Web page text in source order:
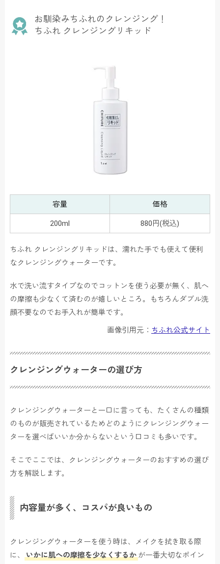
お馴染みちふれのクレンジング！
ちふれ クレンジングリキッド
容量 価格
200ml 880円(税込)
ちふれ クレンジングリキッドは、濡れた手でも使えて便利
なクレンジングウォーターです。
水で洗い流すタイプなのでコットンを使う必要が無く、肌へ
の摩擦も少なくて済むのが嬉しいところ。もちろんダブル洗
顔不要なのでお手入れが簡単です。
画像引用元： ちふれ公式サイト
クレンジングウォーターの選び方
クレンジングウォーターと一口に言っても、たくさんの種類
のものが販売されているためどのようにクレンジングウォー
ターを選べばいいか分からないという口コミも多いです。
そこでここでは、クレンジングウォーターのおすすめの選び
方を解説します。
内容量が多く、コスパが良いもの
クレンジングウォーターを使う時は、メイクを拭き取る際
に、
いかに肌への摩擦を少なくするか が一番大切なポイン